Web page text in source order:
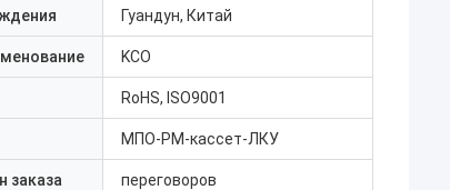
Гуандун, Китай
KCO
RoHS, ISO9001
МПО-РМ-кассет-ЛКУ
заказа переговоров